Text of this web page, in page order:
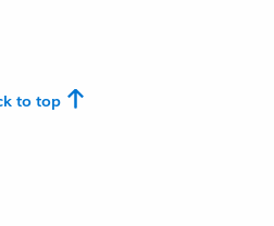
to top